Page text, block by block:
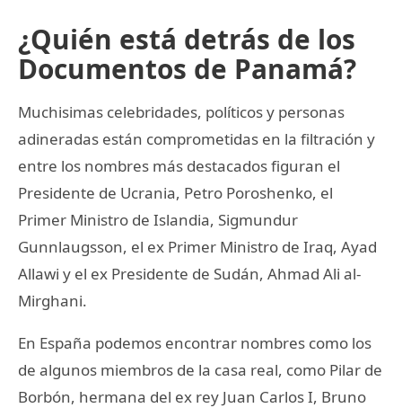
¿Quién está detrás de los
Documentos de Panamá?
Muchisimas celebridades, políticos y personas
adineradas están comprometidas en la filtración y
entre los nombres más destacados figuran el
Presidente de Ucrania, Petro Poroshenko, el
Primer Ministro de Islandia, Sigmundur
Gunnlaugsson, el ex Primer Ministro de Iraq, Ayad
Allawi y el ex Presidente de Sudán, Ahmad Ali al-
Mirghani.
En España podemos encontrar nombres como los
de algunos miembros de la casa real, como Pilar de
Borbón, hermana del ex rey Juan Carlos I, Bruno